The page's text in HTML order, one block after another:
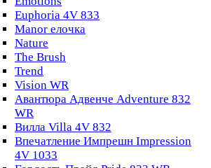
Euphoria 4V 833
Manor елочка
Nature
The Brush
Trend
Vision WR
Авантюра Адвенче Adventure 832
WR
Вилла Villa 4V 832
Впечатление Импрешн Impression
4V 1033